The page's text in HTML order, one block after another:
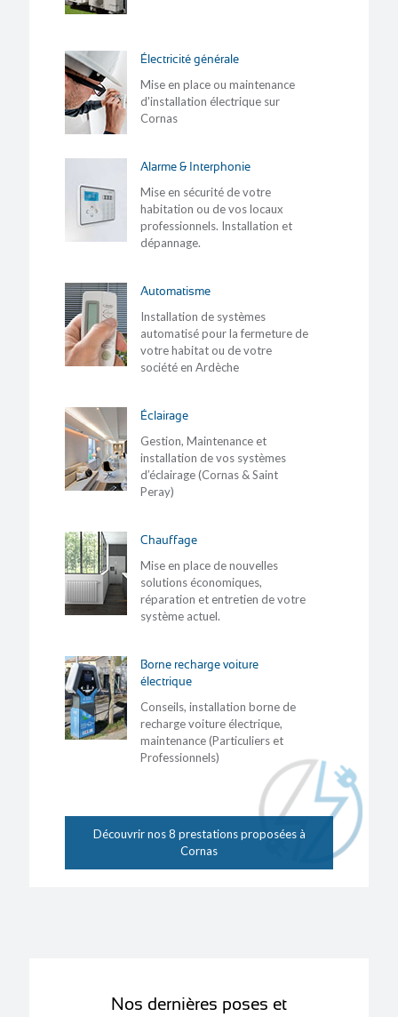
Électricité générale
Mise en place ou maintenance
d'installation électrique sur
Cornas
Alarme & Interphonie
Mise en sécurité de votre
habitation ou de vos locaux
professionnels. Installation et
dépannage.
Automatisme
Installation de systèmes
automatisé pour la fermeture de
votre habitat ou de votre
société en Ardèche
Éclairage
Gestion, Maintenance et
installation de vos systèmes
d’éclairage (Cornas & Saint
Peray)
Chauffage
Mise en place de nouvelles
solutions économiques,
réparation et entretien de votre
système actuel.
Borne recharge voiture
électrique
Conseils, installation borne de
recharge voiture électrique,
maintenance (Particuliers et
Professionnels)
Découvrir nos 8 prestations proposées à
Cornas
Nos dernières poses et